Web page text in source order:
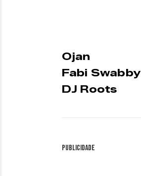
Ojan
Fabi Swabby
DJ Roots
Publicidade